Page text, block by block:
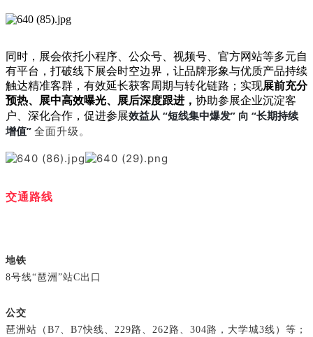
同时，展会依托小程序、公众号、视频号、官方网站等多元自
有平台，打破线下展会时空边界，让品牌形象与优质产品持续
触达精准客群，有效延长获客周期与转化链路；实现展前充分
预热、展中高效曝光、展后深度跟进 ， 协助参展企业沉淀客
户、深化合作，促进参展效益从 “短线集中爆发” 向 “长期持续
增值” 全面升级。
交通路线
地铁
8号线“琶洲”站C出口
公交
琶洲站（B7、B7快线、229路、262路、304路， 大学城3线）等；